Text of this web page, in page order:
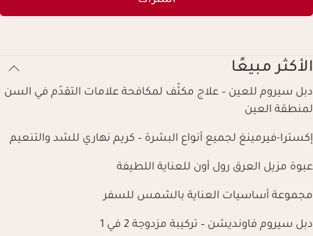
الأكثر مبيعًا
دبل سيروم للعين – علاج مكثّف لمكافحة علامات التقدّم في السن
لمنطقة العين
إكسترا-فيرمينغ لجميع أنواع البشرة – كريم نهاري للشد والتنعيم
عبوة مزيل العرق رول أون للعناية اللطيفة
مجموعة أساسيات العناية بالشمس للسفر
دبل سيروم فاونديشن – تركيبة مزدوجة 2 في 1